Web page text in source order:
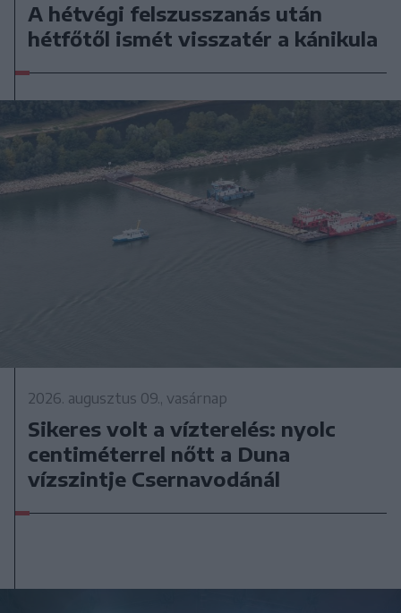
A hétvégi felszusszanás után
hétfőtől ismét visszatér a kánikula
2026. augusztus 09., vasárnap
Sikeres volt a vízterelés: nyolc
centiméterrel nőtt a Duna
vízszintje Csernavodánál